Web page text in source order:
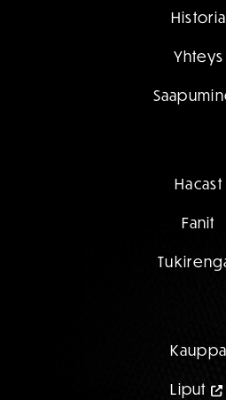
Historia
Yhteys
Hacast
Fanit
Kauppa
Liput